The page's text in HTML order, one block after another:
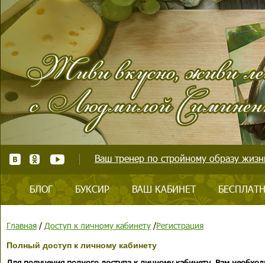
Ваш тренер по стройному образу
БЛОГ БУКСИР ВАШ КАБИНЕТ
Главная / Доступ к личному кабинету /Регистрация
Полный доступ к личному кабинету